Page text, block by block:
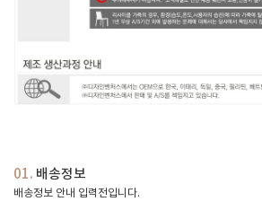
01. 배송정보
배송정보 안내 입력전입니다.